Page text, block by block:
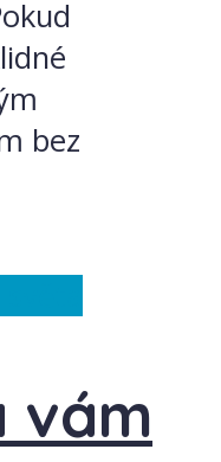
bez
vám